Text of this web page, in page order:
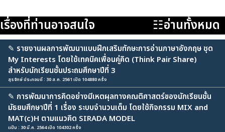
เรื่องที่ท่านอาจสนใจ ☷อ่านทั้งหมด
✎ รายงานผลการพัฒนาแบบฝึกเสริมทักษะการอ่านภาษาอังกฤษ ชุด
My Interests โดยใช้เทคนิคเพื่อนคู่คิด (Think Pair Share)
สำหรับนักเรียนชั้นประถมศึกษาปีที่ 3
สุรจักษ์ ประกอบดี : 30 ส.ค. 2561 เปิด 104880 ครั้ง
✎ การพัฒนาการคิดอย่างมีเหตผุลทางคณติศาสตร์ของนักเรียนชั้น
มัธยมศึกษาปีที่ 1 เรื่อง ระบบจำนวนเต็ม โดยใช้กิจกรรม MIX and
MAT(c)H ตามแนวคิด SIRADA MODEL
แป๋ม : 30 มี.ค. 2564 เปิด 104302 ครั้ง